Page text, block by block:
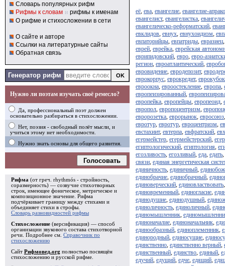
Словарь популярных рифм
Рифмы к словам и рифмы к именам
О рифме и стихосложении в сети
О сайте и авторе
Ссылки на литературные сайты
Обратная связь
Генератор рифм
Нужно ли поэтам изучать своё ремесло?
Да, профессиональный поэт должен
основательно разбираться в стихосложении.
Нет, поэзия - свободный полёт мысли, и
учиться этому нет необходимости.
Нужно знать основы для общего развития.
Голосовать
Рифма (от греч. rhythmós - стройность,
соразмерность) — созвучие стихотворных
строк, имеющее фоническое, метрическое и
композиционное значение. Рифма
подчёркивает границу между стихами и
объединяет стихи в строфы
Словарь разновидностей рифмы
Стихосложение (версификация) — способ
организации звукового состава стихотворной
речи. Подробнее см. Справочник по
стихосложению
Сайт Рифмовед.org полностью посвящён
стихосложению и русской рифме.
её, ева, евангелие, евангелие-
евангелист, евангелистка,
евангелическо-реформатский,
евклидов, евнух, евнухоидизм,
евпаторийцы, евпатриды, евразиец
еврей, еврейка, еврейская
еврипидовский, евро, евро-
регион, евроатлантический,
евровидение, евродепозит,
еврокорпус, еврокредит, еврокубок
евроокна, евроостекление, европа,
европеизированный,
европейка, европейцы, европеоид,
европол, европоцентризм,
евророзетка, еврорынок, евросоюз
евротур, евротур, евроцентризм,
евстахиит, евтерпа, евфратский,
егермейстер, егермейстерский,
египтологический, египтология,
егозливость, егозливый, еда, едать,
связи, единая энергетическая
единичность, единичный,
единобрачие, единобрачный,
единоверческий, единовластвовать
единовременный, единогласие,
единодушие, единодушный,
единоличность, единоличный,
единомышленник,
единоначалие, единоначальник,
единообразный, единоплеменник,
единородный, единосущие,
единственно, единственно верный,
единственный, единство, единый,
едучий, едущий, едче, едящий,